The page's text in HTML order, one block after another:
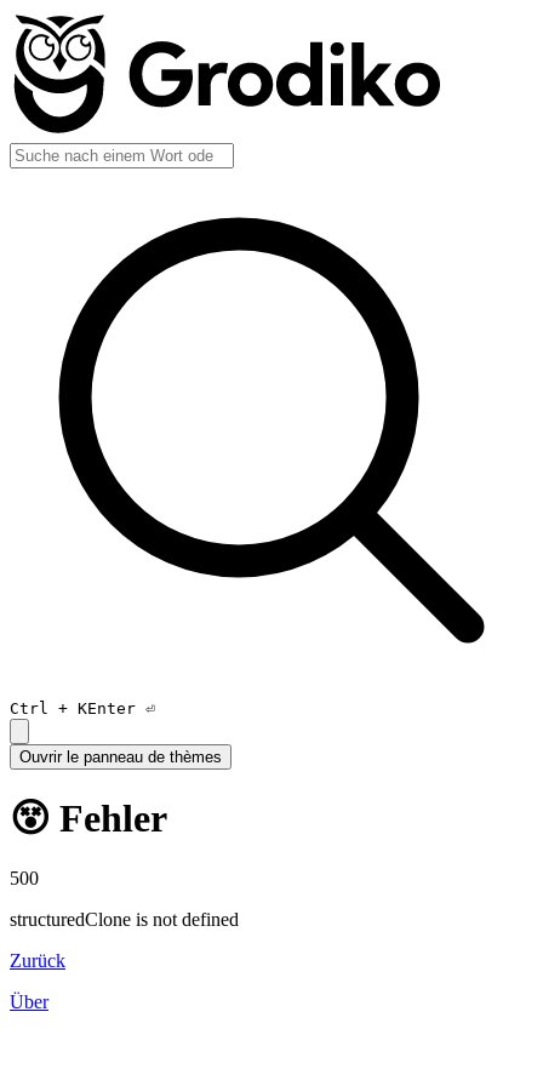
Ctrl + KEnter ⏎
Ouvrir le panneau de thèmes
😵 Fehler
500
structuredClone is not defined
Zurück
Über